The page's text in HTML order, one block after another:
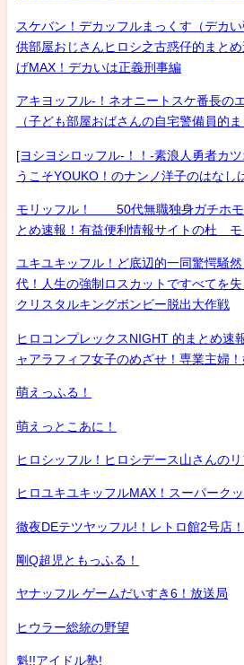
スケバン！デカッフルまっくす（デカ
供部屋おじさんヒロシ之古惑仔的まと
げMAX！デカいは正義刑事編
アキヨッフル-！ネオニートスケ番長の
（子ども部屋おばさんの自宅警備員的ま
[ヨシヨシロッフル-！！-素浪人勇者カ
うこそYOUKO！のナンノ洋子のはなし
モリッフル！ 50代無職独身ガチホモ
とめ速報！有益便利情報サイトの杜 モ
ユキユキッフル！ど底辺的一同驚愕騒
代！人生の強制ロスカットですべてを
クリスタルキングボンビー脱出大作戦
ヒロコンプレックスNIGHT 的まとめ速
ャアラフィフ女子のめざせ！専業主婦
萌えっふる！
萌えっとこあに！
ヒロシッフル！ヒロシデース山さんの
ヒロユキユキッフルMAX！スーパークッ
徹夜DEテツヤッフル!！レトロ館2号店！
剛Q超児ともっふる！
ヤナッフル ゲームだいすき6！放送局
ヒウラー総統の野望
魁!!アイドル塾!